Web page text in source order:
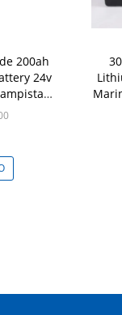
200ah
24v